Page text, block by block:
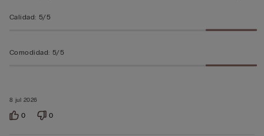
8 jul 2026
Calidad: 5/5
Comodidad: 5/5
0 0